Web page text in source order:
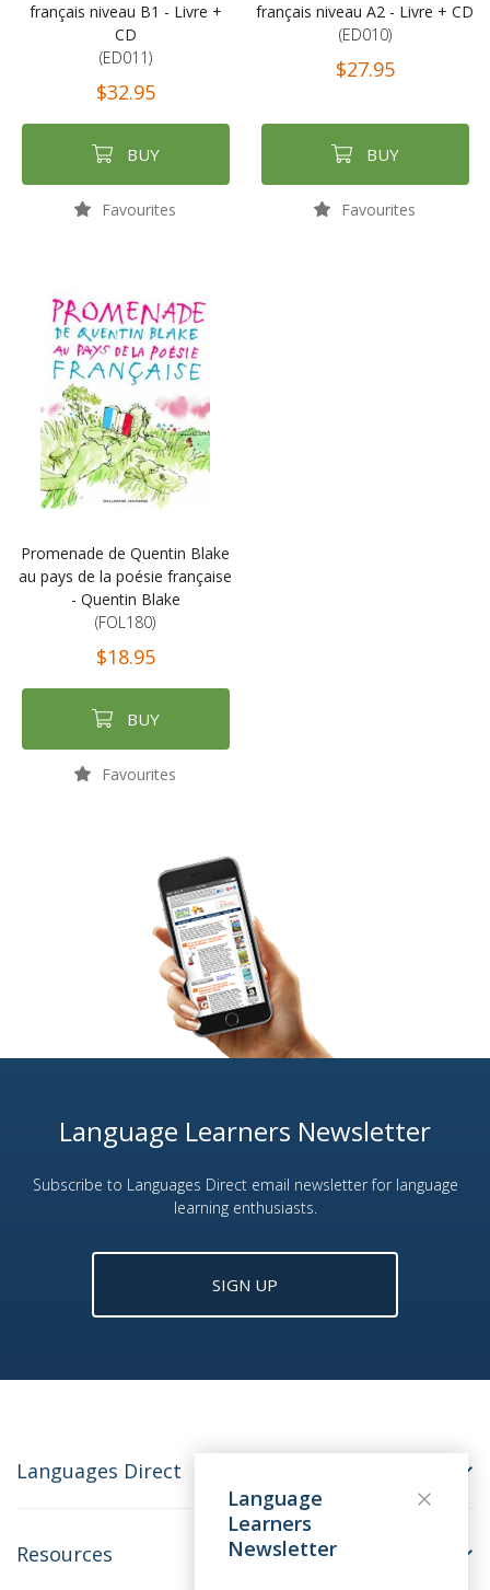
français niveau B1 - Livre +
CD
(ED011)
$32.95
BUY
Favourites
français niveau A2 - Livre + CD
(ED010)
$27.95
BUY
Favourites
Promenade de Quentin Blake
au pays de la poésie française
- Quentin Blake
(FOL180)
$18.95
BUY
Favourites
Language Learners Newsletter
Subscribe to Languages Direct email newsletter for language
learning enthusiasts.
SIGN UP
Languages Direct
Resources
Language
Learners
Newsletter